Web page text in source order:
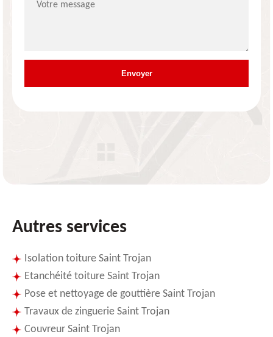
Autres services
Isolation toiture Saint Trojan
Etanchéité toiture Saint Trojan
Pose et nettoyage de gouttière Saint Trojan
Travaux de zinguerie Saint Trojan
Couvreur Saint Trojan